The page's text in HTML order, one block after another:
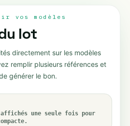
vos modèles
lot
directement sur les modèles
remplir plusieurs références et
générer le bon.
une seule fois pour